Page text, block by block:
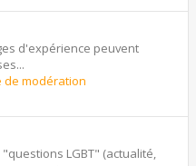
d'expérience peuvent
de modération
LGBT" (actualité,